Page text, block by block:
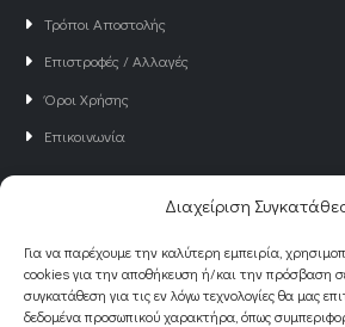
Διαχείριση
Για να παρέχουμε την καλύτερη εμπειρία,
cookies για την αποθήκευση ή/και την πρόσβαση
συγκατάθεση για τις εν λόγω τεχνολογίες θα μας
δεδομένα προσωπικού χαρακτήρα, όπως
Επιστροφές / Αλλαγές
Όροι Χρήσης
Επικοινωνία
NEWSLETTER
για να ενημερώνεστε για νέα και προσφορές!